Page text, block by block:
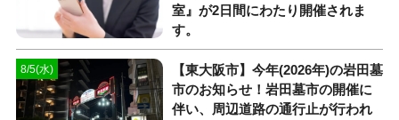
室』が2日間にわたり開催されま
す。
8/5(水)
【東大阪市】今年(2026年)の岩田墓
市のお知らせ！岩田墓市の開催に
伴い、周辺道路の通行止が行われ